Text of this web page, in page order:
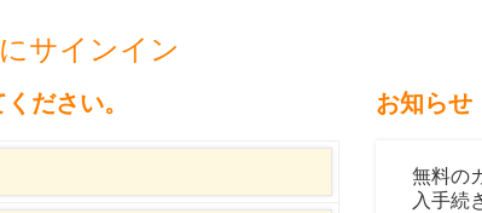
サインイン
ださい。 お知らせ
無料の
入手続